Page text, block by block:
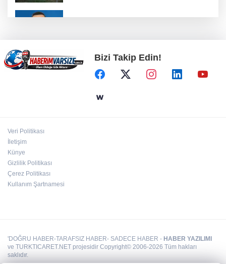
Kayseri Büyükşehir gökyüzü tutkunlarını
Erciyes'te buluşturacak
Bizi Takip Edin!
Veri Politikası
İletişim
Künye
Gizlilik Politikası
Çerez Politikası
Kullanım Şartnamesi
'DOĞRU HABER-TARAFSIZ HABER- SADECE HABER - HABER YAZILIMI
ve TURKTICARET.NET projesidir Copyright© 2006-2026 Tüm hakları
saklıdır.